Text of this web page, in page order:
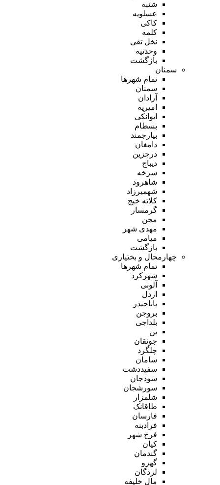
شنبه
عسلویه
کاکی
کلمه
نخل تقی
وحدتیه
بازگشت
سمنان
تمام شهر‌ها
سمنان
آرادان
امیریه
ایوانکی
بسطام
بیارجمند
دامغان
درجزین
دیباج
سرخه
شاهرود
شهمیرزاد
کلاته خیج
گرمسار
مجن
مهدی شهر
میامی
بازگشت
چهارمحال و بختیاری
تمام شهر‌ها
شهرکرد
آلونی
اردل
باباحیدر
بروجن
بلداجی
بن
جونقان
چلگرد
سامان
سفیددشت
سودجان
سورشجان
شلمزار
طاقانک
فارسان
فرادبنه
فرخ شهر
کیان
گندمان
گهرو
لردگان
مال خلیفه